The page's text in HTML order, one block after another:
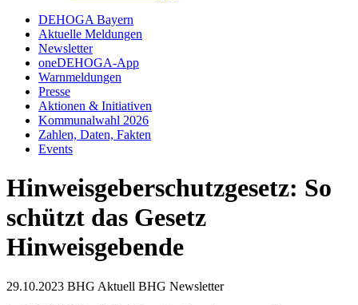
DEHOGA Bayern
Aktuelle Meldungen
Newsletter
oneDEHOGA-App
Warnmeldungen
Presse
Aktionen & Initiativen
Kommunalwahl 2026
Zahlen, Daten, Fakten
Events
Hinweisgeberschutzgesetz: So
schützt das Gesetz
Hinweisgebende
29.10.2023 BHG Aktuell BHG Newsletter